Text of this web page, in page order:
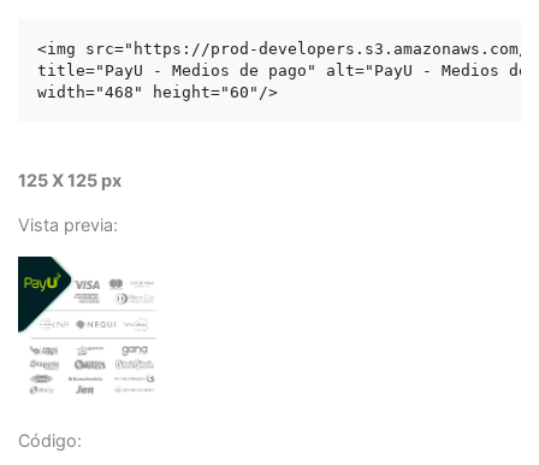
<img src="https://prod-developers.s3.amazonaws.com/
title="PayU - Medios de pago" alt="PayU - Medios de
125 X 125 px
Vista previa:
Código: